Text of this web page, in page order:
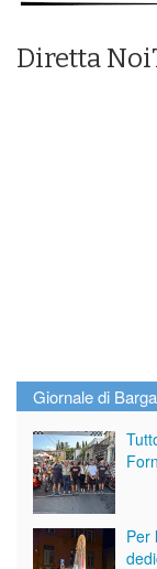
Diretta
Giornale di
Per